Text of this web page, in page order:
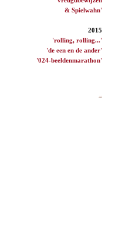
& Spielwahn'
2015
'rolling, rolling...'
'de een en de ander'
'024-beeldenmarathon'